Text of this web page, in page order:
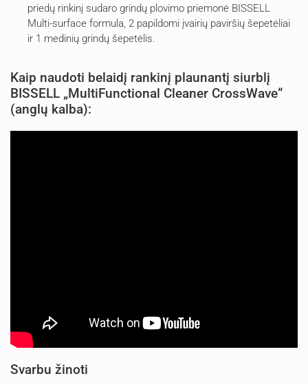
priedų rinkinį sudaro grindų plovimo priemonė BISSELL
Multi-surface formula, 2 papildomi įvairių paviršių šepetėliai
ir 1 medinių grindų šepetėlis.
Kaip naudoti belaidį rankinį plaunantį siurblį
BISSELL „MultiFunctional Cleaner CrossWave“
(anglų kalba):
Svarbu žinoti